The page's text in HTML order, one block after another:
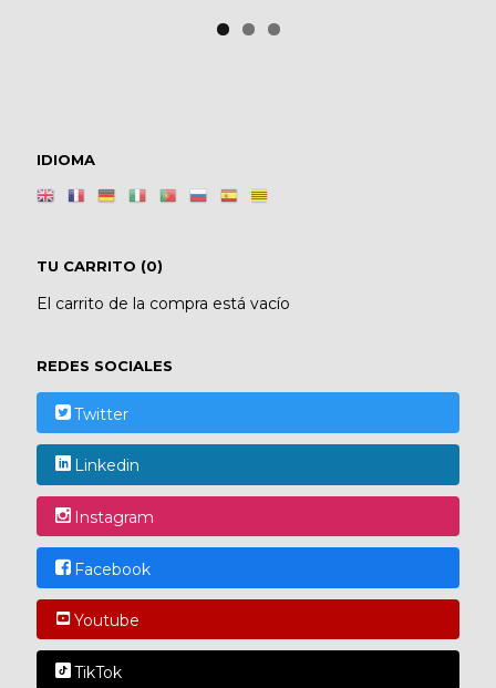
IDIOMA
TU CARRITO (0)
El carrito de la compra está vacío
REDES SOCIALES
Twitter
Linkedin
Instagram
Facebook
Youtube
TikTok